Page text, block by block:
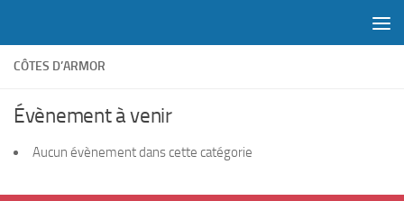
CÔTES D’ARMOR
Évènement à venir
Aucun évènement dans cette catégorie